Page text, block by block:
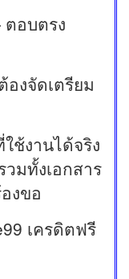
อบตรง
องจัดเตรียม
ช้งานได้จริง
มทั้งเอกสาร
งขอ
เครดิตฟรี